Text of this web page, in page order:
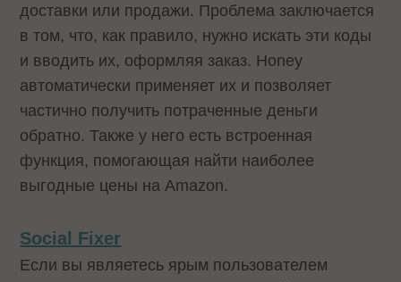
доставки или продажи. Проблема заключается
в том, что, как правило, нужно искать эти коды
и вводить их, оформляя заказ. Honey
автоматически применяет их и позволяет
частично получить потраченные деньги
обратно. Также у него есть встроенная
функция, помогающая найти наиболее
выгодные цены на Amazon.
Social Fixer
Если вы являетесь ярым пользователем